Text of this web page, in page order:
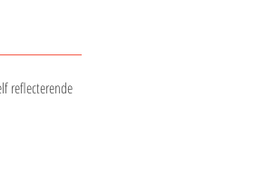
reflecterende